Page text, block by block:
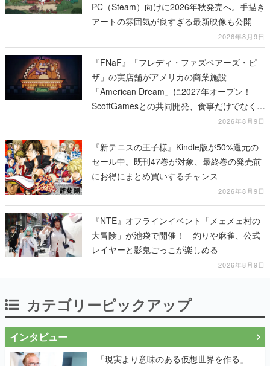
PC（Steam）向けに2026年秋発売へ。手描き
アートの雰囲気が良すぎる最新映像も公開
2026年8月9日
『FNaF』「フレディ・ファズベアーズ・ピ
ザ」の実店舗がアメリカの商業施設
「American Dream」に2027年オープン！
ScottGamesとの共同開発、食事だけでなくス
テージショーや没入型のホラー体験も楽しめ
る
2026年8月9日
『新テニスの王子様』Kindle版が50%還元の
セール中。既刊47巻が対象、最終巻の発売前
にお得にまとめ買いするチャンス
2026年8月9日
『NTE』オフラインイベント「メェメェ村の
大冒険」が池袋で開催！ 釣りや麻雀、公式
レイヤーと影鬼ごっこが楽しめる
2026年8月9日
カテゴリーピックアップ
インタビュー
「現実より意味のある仮想世界を作る」